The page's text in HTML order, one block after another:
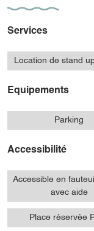
Services
Location de stand
Equipements
Parking
Accessibilité
Accessible en
avec aide
Place réservée